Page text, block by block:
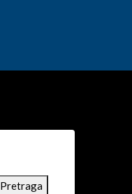
Pretraga